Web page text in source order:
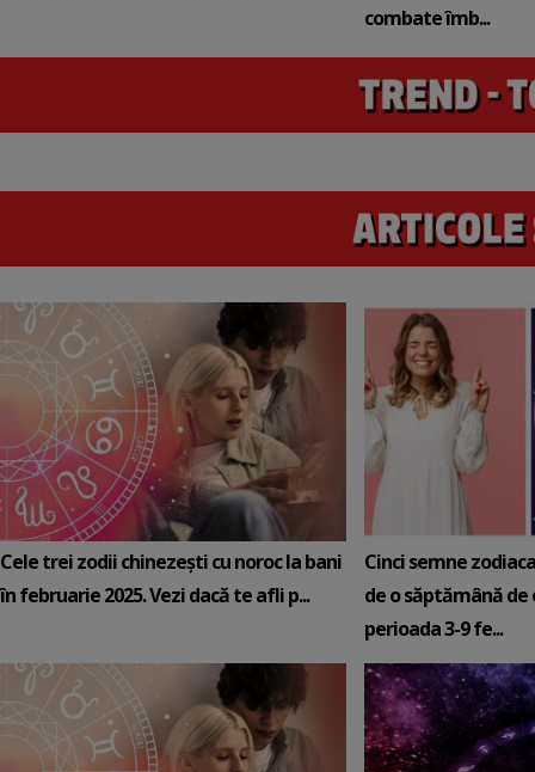
combate îmb...
Cele trei zodii chinezești cu noroc la bani
în februarie 2025. Vezi dacă te afli p...
Cinci semne
de o săptămână de
perioada 3-9 fe...